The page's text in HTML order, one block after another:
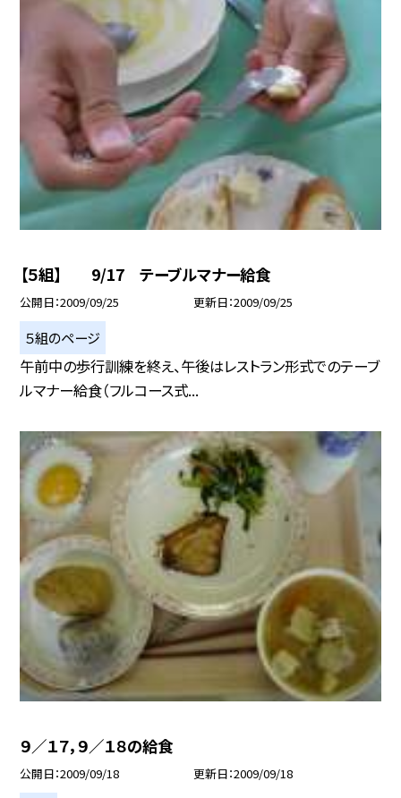
【５組】 9/17 テーブルマナー給食
公開日 2009/09/25 更新日 2009/09/25
５組のページ
午前中の歩行訓練を終え、午後はレストラン形式でのテーブ
ルマナー給食（フルコース式...
９／１７，９／１８の給食
公開日 2009/09/18 更新日 2009/09/18